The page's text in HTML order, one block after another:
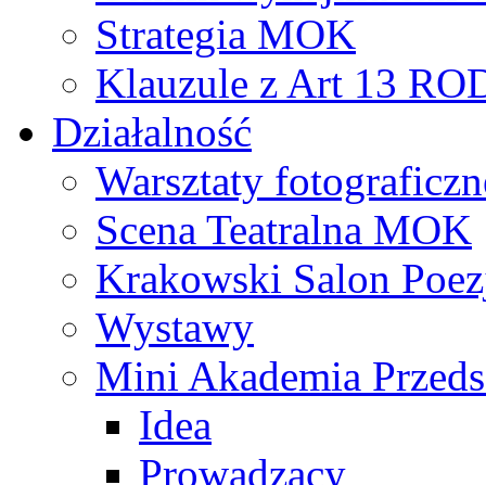
Strategia MOK
Klauzule z Art 13
Działalność
Warsztaty
Scena Teatralna MOK
Krakowski Salon
Wystawy
Mini Akademia
Idea
Prowadzący